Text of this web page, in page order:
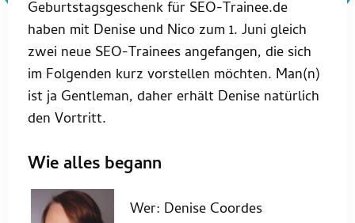
Geburtstagsgeschenk für SEO-Trainee.de
haben mit Denise und Nico zum 1. Juni gleich
zwei neue SEO-Trainees angefangen, die sich
im Folgenden kurz vorstellen möchten. Man(n)
ist ja Gentleman, daher erhält Denise natürlich
den Vortritt.
Wie alles begann
Wer: Denise Coordes